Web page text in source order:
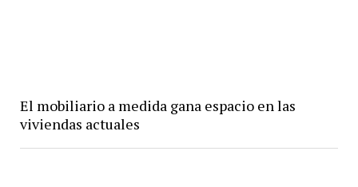
El mobiliario a medida gana espacio en las
viviendas actuales